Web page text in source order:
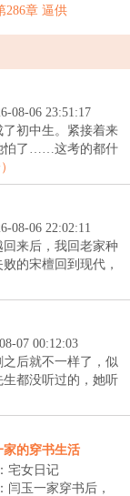
后这名屠夫还成为
286章 逼供
08-06 23:51:17
初中生。紧接着来
怕了……这考的都什
08-06 22:02:11
来后，我回老家种
的宋檀回到现代，
07 00:12:03
后就不一样了，似
都没听过的，她听
家的穿书生活
宅女日记
闫玉一家穿书后，